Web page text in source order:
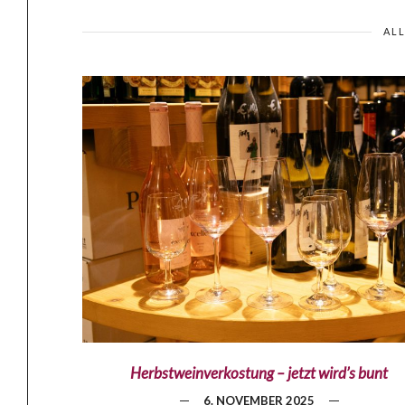
Herbstweinverkostung – jetzt wird’s bunt
6. NOVEMBER 2025